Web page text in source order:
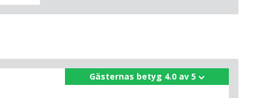
Gästernas betyg 4.0 av 5